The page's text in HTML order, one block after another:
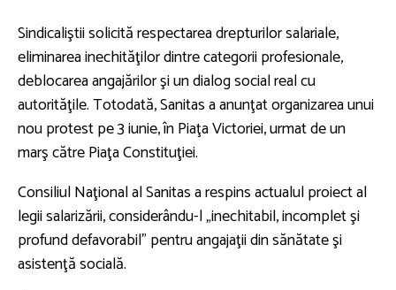
Sindicaliştii solicită respectarea drepturilor salariale,
eliminarea inechităţilor dintre categorii profesionale,
deblocarea angajărilor şi un dialog social real cu
autorităţile. Totodată, Sanitas a anunţat organizarea unui
nou protest pe 3 iunie, în Piaţa Victoriei, urmat de un
marş către Piaţa Constituţiei.
Consiliul Naţional al Sanitas a respins actualul proiect al
legii salarizării, considerându-l „inechitabil, incomplet şi
profund defavorabil” pentru angajaţii din sănătate şi
asistenţă socială.